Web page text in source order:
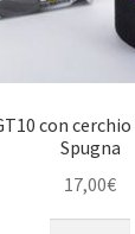
con
Spugna
17,00€